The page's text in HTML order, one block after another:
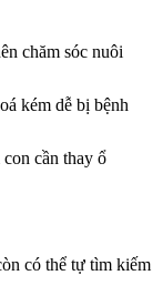
chăm sóc nuôi
kém dễ bị bệnh
cần thay ổ
có thể tự tìm kiếm